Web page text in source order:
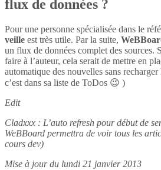
flux de données ?
Pour une personne spécialisée dans le
veille est très utile. Par la suite,
un flux de données complet des sources.
faire à l’auteur, cela serait de mettre en
automatique des nouvelles sans
c’est dans sa liste de ToDos 😉 )
Edit
Cladxxx : L’auto refresh pour début de
WeBBoard permettra de voir tous les
cours dev)
Mise à jour du lundi 21 janvier 2013